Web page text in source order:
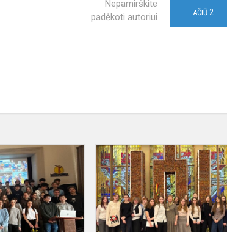
Nepamirškite
padėkoti autoriui
AČIŪ 2
Nugalėk
pats
save
–
susitikimas